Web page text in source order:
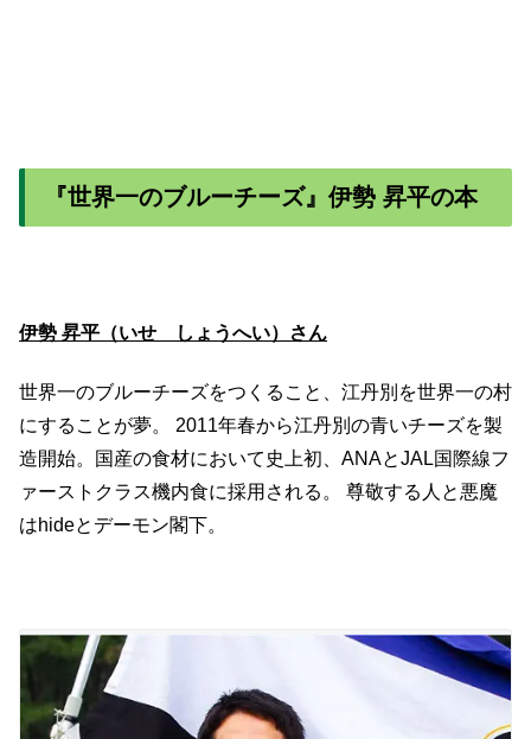
『世界一のブルーチーズ』伊勢 昇平の本
伊勢 昇平（いせ しょうへい）さん
世界一のブルーチーズをつくること、江丹別を世界一の村
にすることが夢。 2011年春から江丹別の青いチーズを製
造開始。国産の食材において史上初、ANAとJAL国際線フ
ァーストクラス機内食に採用される。 尊敬する人と悪魔
はhideとデーモン閣下。